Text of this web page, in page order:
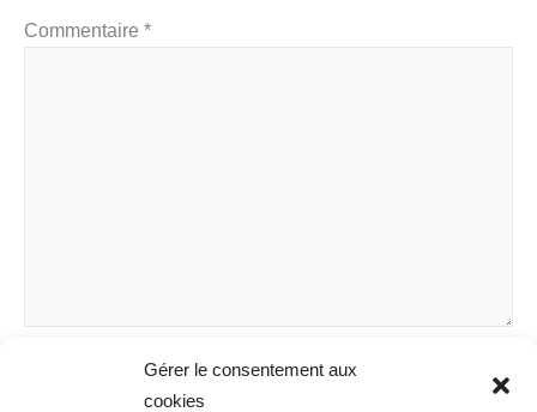
Gérer le consentement aux
cookies
Commentaire *